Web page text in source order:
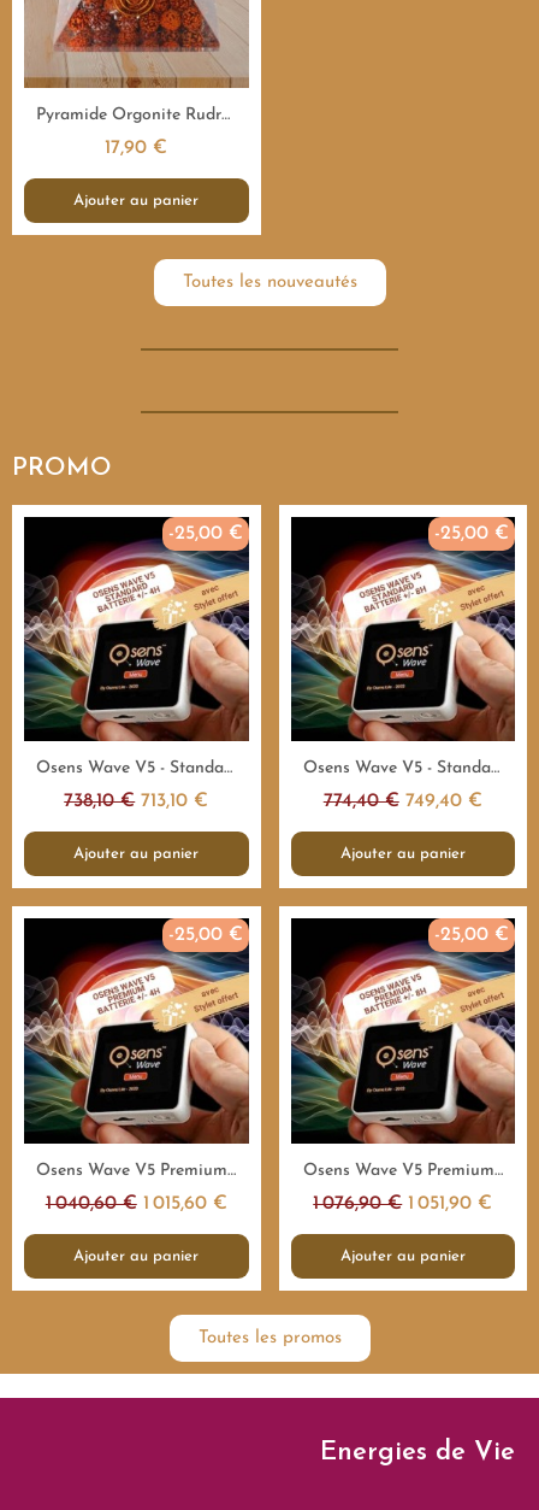
Aperçu rapide Pyramide Orgonite Rudraksha Sacrée - 7,5 cm
17,90 €
Ajouter au panier
Toutes les nouveautés
PROMO
Aperçu rapide
-25,00 €
Osens Wave V5 - Standard 55.000Hz - 4H - Emetteur fréquences
738,10 € 713,10 €
Ajouter au panier
Aperçu rapide
-25,00 €
Osens Wave V5 - Standard 55.000Hz - 8H - Emetteur fréquences
774,40 € 749,40 €
Ajouter au panier
Aperçu rapide
-25,00 €
Osens Wave V5 Premium 1.000.000Hz - 4H - Emetteur fréquences
1 040,60 € 1 015,60 €
Ajouter au panier
Aperçu rapide
-25,00 €
Osens Wave V5 Premium 1.000.000Hz - 8H - Emetteur fréquences
1 076,90 € 1 051,90 €
Ajouter au panier
Toutes les promos
Energies de Vie